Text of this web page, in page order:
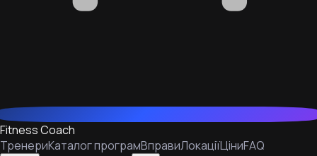
Fitness Coach
ТренериКаталог програмВправиЛокаціїЦіниFAQ